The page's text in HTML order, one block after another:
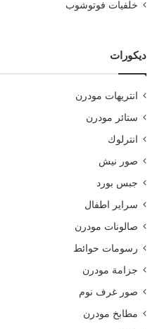
خلفيات فوتوشوب
ديكورات
انتريهات مودرن
ستائر مودرن
انترلوك
صور نيش
جبس بورد
سراير اطفال
صالونات مودرن
رسومات حوائط
جزامة مودرن
صور غرف نوم
مطابخ مودرن